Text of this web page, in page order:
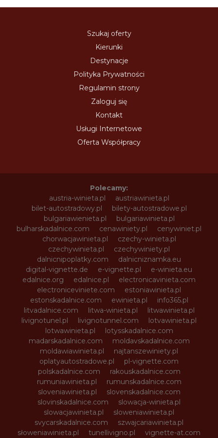
Szukaj oferty
Kierunki
Destynacje
Polityka Prywatności
Regulamin strony
Zaloguj się
Kontakt
Usługi Internetowe
Oferta Współpracy
Polecamy:
austria-winieta.pl
austriawinieta.pl
bilet-autostradowy.pl
bilety-autostradowe.pl
bulgariawienieta.pl
bulgariawinieta.pl
bulharskadalnice.com
cenawiniety.pl
cenywiniet.pl
chorwacjawinieta.pl
czechy-winieta.pl
czechywinieta.pl
czechywiniety.pl
dalnicnipoplatky.com
dalnicniznamka.eu
digital-vignette.de
e-vignette.pl
e-winieta.eu
edalnice.org
edalnice.pl
electronicavinieta.com
electroniceviniete.com
estoniawinieta.pl
estonskadalnice.com
ewinieta.pl
info365.pl
litvadalnice.com
litwa-winieta.pl
litwawinieta.pl
livignotunel.pl
livignotunnel.com
lotvawinieta.pl
lotwawinieta.pl
lotysskadalnice.com
madarskadalnice.com
moldavskadalnice.com
moldawiawinieta.pl
najtanszewiniety.pl
oplatyautostradowe.pl
pl-vignette.com
polskadalnice.com
rakouskadalnice.com
rumuniawinieta.pl
rumunskadalnice.com
sloveniawinieta.pl
slovenskadalnice.com
slovinskadalnice.com
slowacja-winieta.pl
slowacjawinieta.pl
sloweniawinieta.pl
svycarskadalnice.com
szwajcariawinieta.pl
słoweniawinieta.pl
tunellivigno.pl
vignette-at.com